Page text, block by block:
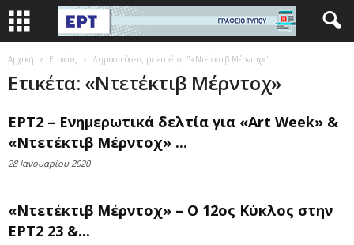
Αρχική Ετικέτες Δημοσιεύσεις με ετικέτες "«Ντετέκτιβ Μέρντοχ»"
Ετικέτα: «Ντετέκτιβ Μέρντοχ»
ΕΡΤ2 – Ενημερωτικά δελτία για «Art Week» &
«Ντετέκτιβ Μέρντοχ» ...
28 Ιανουαρίου 2020
«Ντετέκτιβ Μέρντοχ» – Ο 12ος Κύκλος στην
ΕΡΤ2 23 &...